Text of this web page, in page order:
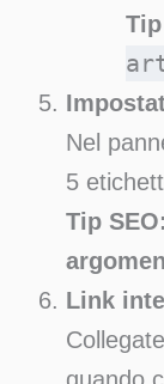
Nel
5
Tip SEO:
Link